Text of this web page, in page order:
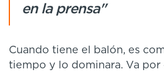
en la prensa"
Cuando tiene el balón, es
tiempo y lo dominara. Va por